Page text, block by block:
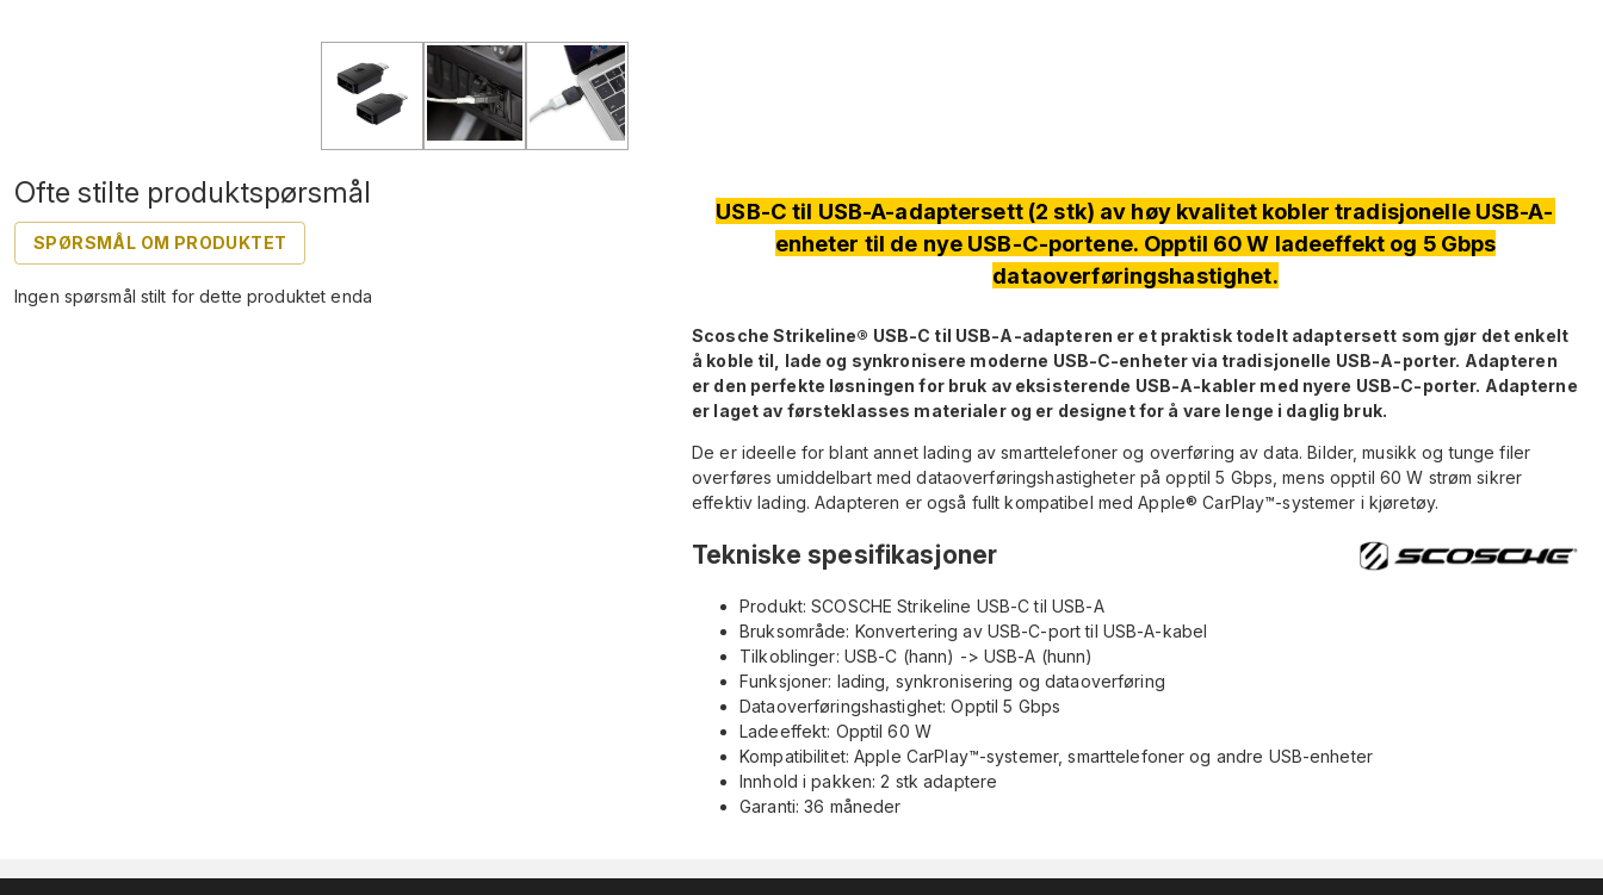
Ofte stilte produktspørsmål
SPØRSMÅL OM PRODUKTET
Ingen spørsmål stilt for dette produktet enda
USB-C til USB-A-adaptersett (2 stk) av høy kvalitet kobler tradisjonelle USB-A-
enheter til de nye USB-C-portene. Opptil 60 W ladeeffekt og 5 Gbps
dataoverføringshastighet.
Scosche Strikeline® USB-C til USB-A-adapteren er et praktisk todelt adaptersett som gjør det enkelt
å koble til, lade og synkronisere moderne USB-C-enheter via tradisjonelle USB-A-porter. Adapteren
er den perfekte løsningen for bruk av eksisterende USB-A-kabler med nyere USB-C-porter. Adapterne
er laget av førsteklasses materialer og er designet for å vare lenge i daglig bruk.
De er ideelle for blant annet lading av smarttelefoner og overføring av data. Bilder, musikk og tunge filer
overføres umiddelbart med dataoverføringshastigheter på opptil 5 Gbps, mens opptil 60 W strøm sikrer
effektiv lading. Adapteren er også fullt kompatibel med Apple® CarPlay™-systemer i kjøretøy.
Tekniske spesifikasjoner
Produkt: SCOSCHE Strikeline USB-C til USB-A
Bruksområde: Konvertering av USB-C-port til USB-A-kabel
Tilkoblinger: USB-C (hann) -> USB-A (hunn)
Funksjoner: lading, synkronisering og dataoverføring
Dataoverføringshastighet: Opptil 5 Gbps
Ladeeffekt: Opptil 60 W
Kompatibilitet: Apple CarPlay™-systemer, smarttelefoner og andre USB-enheter
Innhold i pakken: 2 stk adaptere
Garanti: 36 måneder